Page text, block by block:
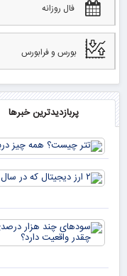
فال روزانه
بورس و فرابورس
پربازدیدترین خبرها